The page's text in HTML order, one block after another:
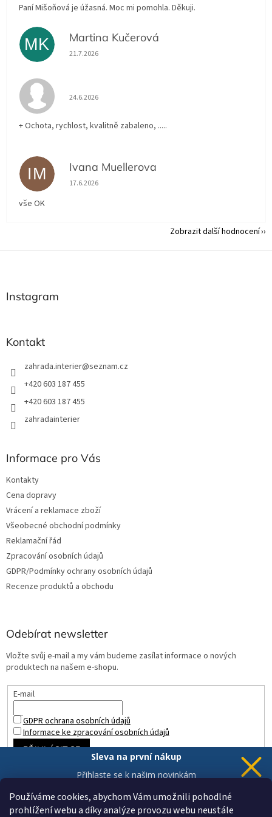
Používáme cookies, abychom Vám umožnili pohodlné
prohlížení webu a díky analýze provozu webu neustále
Paní Mišoňová je úžasná. Moc mi pomohla. Děkuji.
MK Martina Kučerová
Hodnocení obchodu je 5 z 5 hvězdiček.
21.7.2026
Hodnocení obchodu je 5 z 5 hvězdiček.
24.6.2026
+ Ochota, rychlost, kvalitně zabaleno, .....
IM Ivana Muellerova
Hodnocení obchodu je 5 z 5 hvězdiček.
17.6.2026
vše OK
Zobrazit další hodnocení
Z
Instagram
Kontakt
zahrada.interier@seznam.cz
+420 603 187 455
+420 603 187 455
zahradainterier
Informace pro Vás
Kontakty
Cena dopravy
Vrácení a reklamace zboží
Všeobecné obchodní podmínky
Reklamační řád
Zpracování osobních údajů
GDPR/Podmínky ochrany osobních údajů
Recenze produktů a obchodu
Odebírat newsletter
Vložte svůj e-mail a my vám budeme zasílat informace o nových
produktech na našem e-shopu.
E-mail
GDPR ochrana osobních údajů
Informace ke zpracování osobních údajů
PŘIHLÁSIT SE
Sleva na první nákup
Přihlaste se k našim novinkám